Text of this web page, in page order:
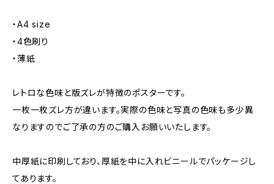
・A4 size
・4色刷り
・薄紙
レトロな色味と版ズレが特徴のポスターです。
一枚一枚ズレ方が違います。実際の色味と写真の色味も多少異
なりますのでご了承の方のご購入お願いいたします。
中厚紙に印刷しており、厚紙を中に入れビニールでパッケージし
てあります。